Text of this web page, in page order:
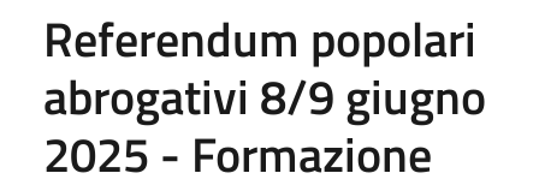
Referendum popolari
abrogativi 8/9 giugno
2025 - Formazione